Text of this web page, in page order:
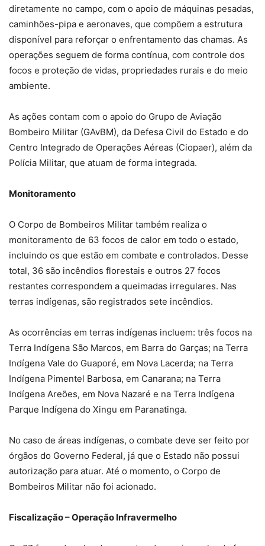
diretamente no campo, com o apoio de máquinas pesadas,
caminhões-pipa e aeronaves, que compõem a estrutura
disponível para reforçar o enfrentamento das chamas. As
operações seguem de forma contínua, com controle dos
focos e proteção de vidas, propriedades rurais e do meio
ambiente.
As ações contam com o apoio do Grupo de Aviação
Bombeiro Militar (GAvBM), da Defesa Civil do Estado e do
Centro Integrado de Operações Aéreas (Ciopaer), além da
Polícia Militar, que atuam de forma integrada.
Monitoramento
O Corpo de Bombeiros Militar também realiza o
monitoramento de 63 focos de calor em todo o estado,
incluindo os que estão em combate e controlados. Desse
total, 36 são incêndios florestais e outros 27 focos
restantes correspondem a queimadas irregulares. Nas
terras indígenas, são registrados sete incêndios.
As ocorrências em terras indígenas incluem: três focos na
Terra Indígena São Marcos, em Barra do Garças; na Terra
Indígena Vale do Guaporé, em Nova Lacerda; na Terra
Indígena Pimentel Barbosa, em Canarana; na Terra
Indígena Areões, em Nova Nazaré e na Terra Indígena
Parque Indígena do Xingu em Paranatinga.
No caso de áreas indígenas, o combate deve ser feito por
órgãos do Governo Federal, já que o Estado não possui
autorização para atuar. Até o momento, o Corpo de
Bombeiros Militar não foi acionado.
Fiscalização – Operação Infravermelho